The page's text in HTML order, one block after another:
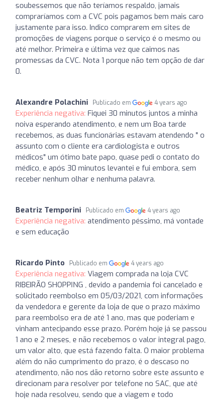
soubessemos que não teríamos respaldo, jamais
compraríamos com a CVC pois pagamos bem mais caro
justamente para isso. Indico comprarem em sites de
promoções de viagens porque o serviço é o mesmo ou
até melhor. Primeira e última vez que caimos nas
promessas da CVC. Nota 1 porque não tem opção de dar
0.
Alexandre Polachini Publicado em 4 years ago
Experiência negativa: Fiquei 30 minutos juntos a minha
noiva esperando atendimento, e nem um Boa tarde
recebemos, as duas funcionárias estavam atendendo " o
assunto com o cliente era cardiologista e outros
médicos" um ótimo bate papo, quase pedi o contato do
médico, e após 30 minutos levantei e fui embora, sem
receber nenhum olhar e nenhuma palavra.
Beatriz Temporini Publicado em 4 years ago
Experiência negativa: atendimento péssimo, má vontade
e sem educação
Ricardo Pinto Publicado em 4 years ago
Experiência negativa: Viagem comprada na loja CVC
RIBEIRÃO SHOPPING , devido a pandemia foi cancelado e
solicitado reembolso em 05/03/2021, com informações
da vendedora e gerente da loja de que o prazo máximo
para reembolso era de até 1 ano, mas que poderiam e
vinham antecipando esse prazo. Porém hoje já se passou
1 ano e 2 meses, e não recebemos o valor integral pago,
um valor alto, que está fazendo falta. O maior problema
além do não cumprimento do prazo, é o descaso no
atendimento, não nos dão retorno sobre este assunto e
direcionam para resolver por telefone no SAC, que até
hoje nada resolveu, sendo que a viagem e todo